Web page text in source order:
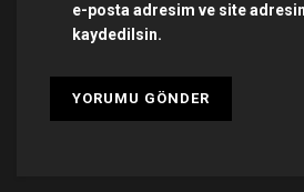
e-posta adresim ve site
kaydedilsin.